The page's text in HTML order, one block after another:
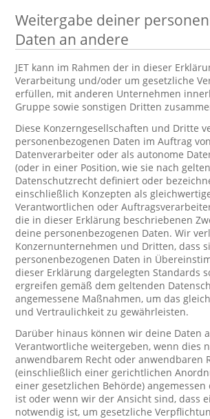
Weitergabe deiner
Daten an andere
JET kann im Rahmen der in dieser
Verarbeitung und/oder um gesetzliche
erfüllen, mit anderen Unternehmen
Gruppe sowie sonstigen Dritten
Diese Konzerngesellschaften und Dritte
personenbezogenen Daten im Auftrag
Datenverarbeiter oder als autonome
(oder in einer Position, wie sie nach
Datenschutzrecht definiert oder
einschließlich Konzepten als
Verantwortlichen oder
die in dieser Erklärung beschriebenen
deine personenbezogenen Daten. Wir
Konzernunternehmen und Dritten, dass
personenbezogenen Daten in
dieser Erklärung dargelegten Standards
ergreifen gemäß dem geltenden
angemessene Maßnahmen, um das
und Vertraulichkeit zu gewährleisten.
Darüber hinaus können wir deine Daten
Verantwortliche weitergeben, wenn dies
anwendbarem Recht oder anwendbaren
(einschließlich einer gerichtlichen
einer gesetzlichen Behörde)
ist oder wenn wir der Ansicht sind, dass
notwendig ist, um gesetzliche